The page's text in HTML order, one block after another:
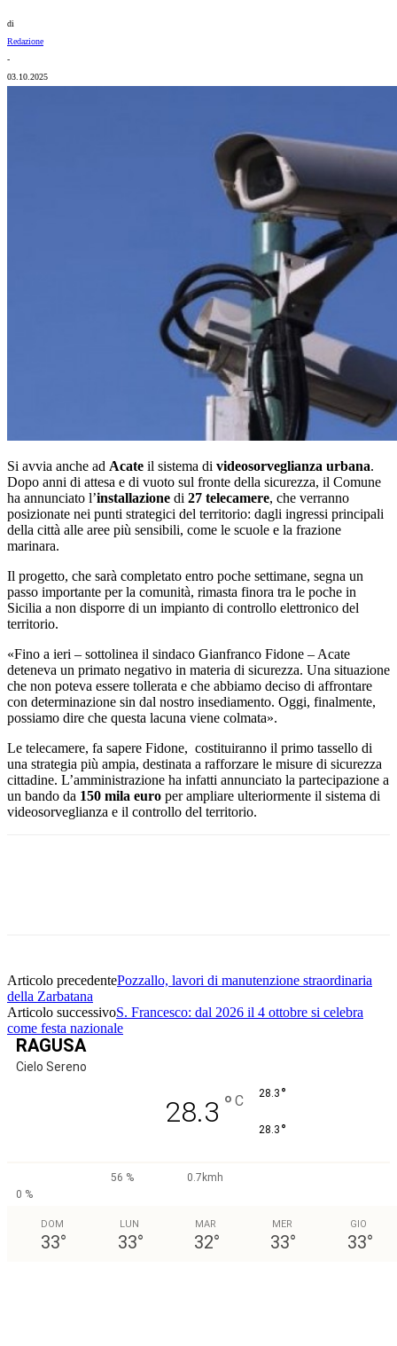
di
Redazione
-
03.10.2025
Si avvia anche ad Acate il sistema di videosorveglianza urbana.
Dopo anni di attesa e di vuoto sul fronte della sicurezza, il Comune
ha annunciato l’installazione di 27 telecamere, che verranno
posizionate nei punti strategici del territorio: dagli ingressi principali
della città alle aree più sensibili, come le scuole e la frazione
marinara.
Il progetto, che sarà completato entro poche settimane, segna un
passo importante per la comunità, rimasta finora tra le poche in
Sicilia a non disporre di un impianto di controllo elettronico del
territorio.
«Fino a ieri – sottolinea il sindaco Gianfranco Fidone – Acate
deteneva un primato negativo in materia di sicurezza. Una situazione
che non poteva essere tollerata e che abbiamo deciso di affrontare
con determinazione sin dal nostro insediamento. Oggi, finalmente,
possiamo dire che questa lacuna viene colmata».
Le telecamere, fa sapere Fidone, costituiranno il primo tassello di
una strategia più ampia, destinata a rafforzare le misure di sicurezza
cittadine. L’amministrazione ha infatti annunciato la partecipazione a
un bando da 150 mila euro per ampliare ulteriormente il sistema di
videosorveglianza e il controllo del territorio.
Articolo precedentePozzallo, lavori di manutenzione straordinaria
della Zarbatana
Articolo successivoS. Francesco: dal 2026 il 4 ottobre si celebra
come festa nazionale
RAGUSA
Cielo Sereno
28.3 ° C 28.3 °
28.3 °
56 %
0.7kmh
0 %
DOM
33°
LUN
33°
MAR
32°
MER
33°
GIO
33°